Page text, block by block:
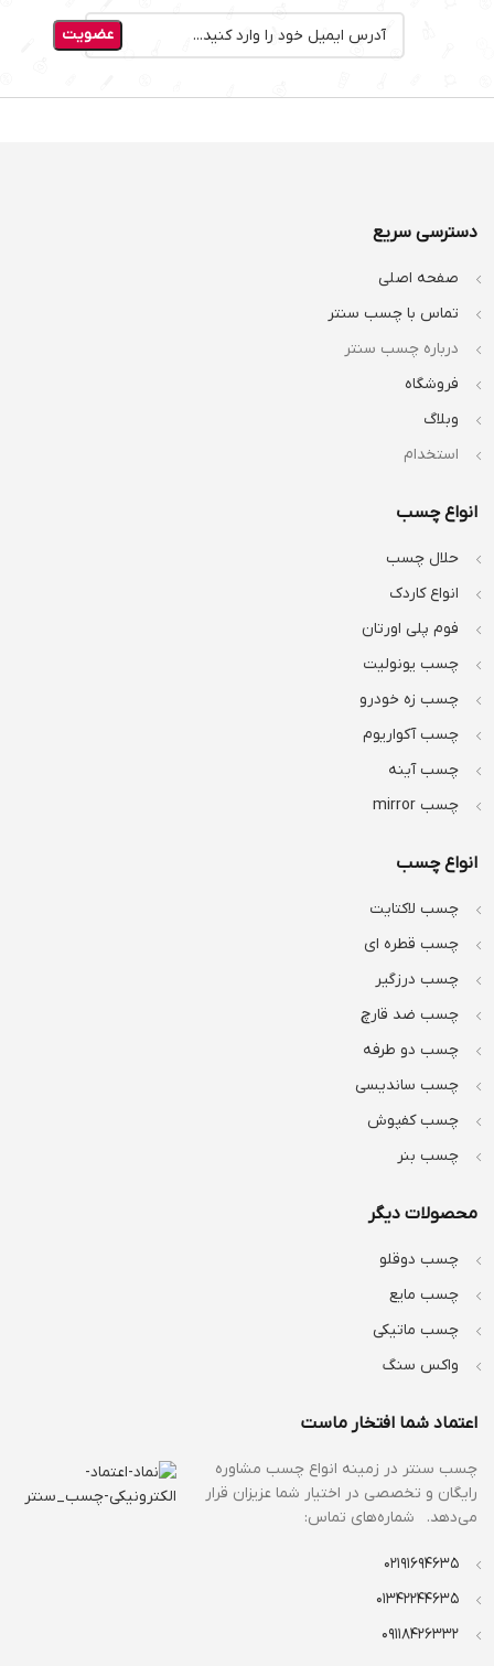
دسترسی سریع
صفحه اصلی
تماس با چسب سنتر
درباره چسب سنتر
فروشگاه
وبلاگ
استخدام
انواع چسب
حلال چسب
انواع کاردک
فوم پلی اورتان
چسب یونولیت
چسب زه خودرو
چسب آکواریوم
چسب آینه
چسب mirror
انواع چسب
چسب لاکتایت
چسب قطره ای
چسب درزگیر
چسب ضد قارچ
چسب دو طرفه
چسب ساندیسی
چسب کفپوش
چسب بنر
محصولات دیگر
چسب دوقلو
چسب مایع
چسب ماتیکی
واکس سنگ
اعتماد شما افتخار ماست
چسب سنتر در زمینه انواع چسب مشاوره
رایگان و تخصصی در اختیار شما عزیزان قرار
می‌دهد. شماره‌های تماس:
02191694635
01342244635
09118426332